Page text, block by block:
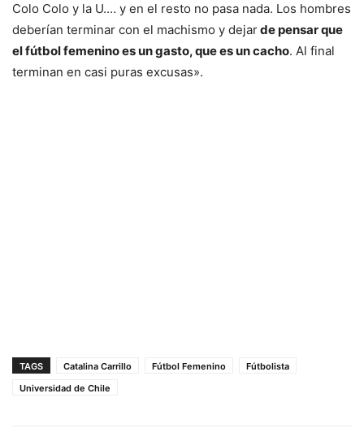
Colo Colo y la U.… y en el resto no pasa nada. Los hombres
deberían terminar con el machismo y dejarde pensar que
el fútbol femenino es un gasto, que es un cacho. Al final
terminan en casi puras excusas».
TAGS Catalina Carrillo Fútbol Femenino
Fútbolista
Universidad de Chile